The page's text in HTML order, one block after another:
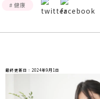
# 健康
最終更新日：2024年9月1日